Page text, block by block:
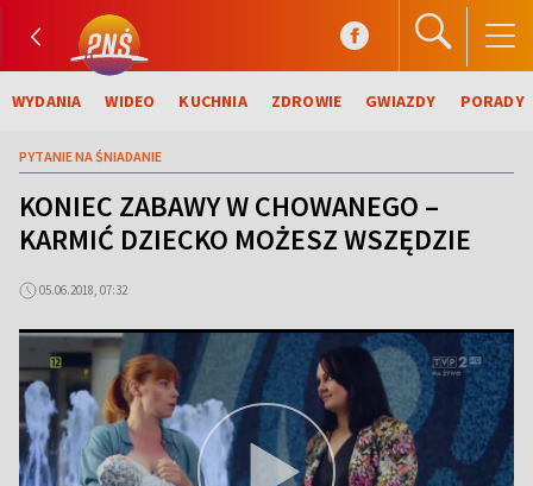
WYDANIA WIDEO KUCHNIA ZDROWIE GWIAZDY PORADY
PYTANIE NA ŚNIADANIE
KONIEC ZABAWY W CHOWANEGO –
KARMIĆ DZIECKO MOŻESZ WSZĘDZIE
05.06.2018, 07:32